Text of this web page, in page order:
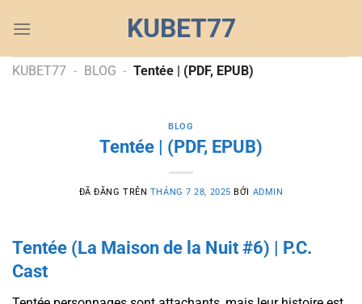
đến
dung
KUBET77
KUBET77 - BLOG - Tentée | (PDF, EPUB)
BLOG
Tentée | (PDF, EPUB)
ĐÃ ĐĂNG TRÊN THÁNG 7 28, 2025 BỞI ADMIN
Tentée (La Maison de la Nuit #6) | P.C.
Cast